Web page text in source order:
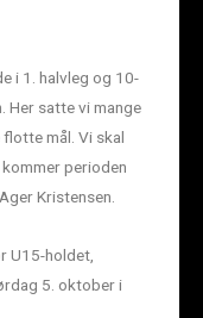
i 1. halvleg og 10-
Her satte vi mange
mål. Vi skal
perioden
Kristensen.
U15-holdet,
5. oktober i